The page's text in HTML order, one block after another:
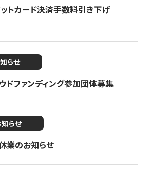
トカード決済手数料引き下げ
らせ
ドファンディング参加団体募集
らせ
業のお知らせ